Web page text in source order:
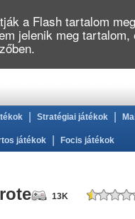
Stratégiai játékok
játékok Focis játékok
Drakensang Online - Protegit zűrzavar 13K
a Flash tartalom
jelenik meg